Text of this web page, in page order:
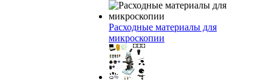
Расходные материалы для
микроскопии